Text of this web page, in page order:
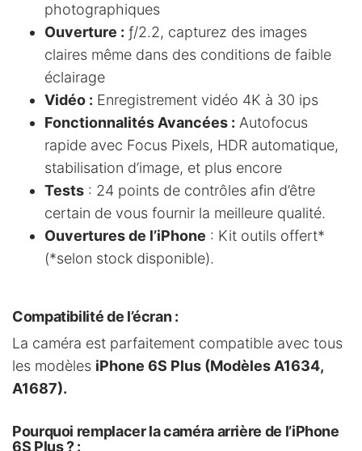
photographiques
Ouverture : ƒ/2.2, capturez des images
claires même dans des conditions de faible
éclairage
Vidéo : Enregistrement vidéo 4K à 30 ips
Fonctionnalités Avancées : Autofocus
rapide avec Focus Pixels, HDR automatique,
stabilisation d’image, et plus encore
Tests : 24 points de contrôles afin d’être
certain de vous fournir la meilleure qualité.
Ouvertures de l’iPhone : Kit outils offert*
(*selon stock disponible).
Compatibilité de l’écran:
La caméra est parfaitement compatible avec tous
les modèles iPhone 6S Plus (Modèles A1634,
A1687).
Pourquoi remplacer la caméra arrière de l’iPhone
6S Plus ?: